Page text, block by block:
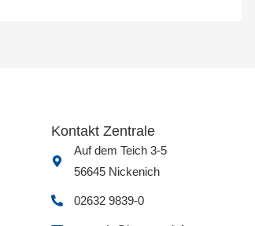
Kontakt Zentrale
Auf dem Teich 3-5
56645 Nickenich
02632 9839-0